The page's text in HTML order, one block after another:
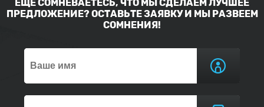
ЕЩЁ СОМНЕВАЕТЕСЬ, ЧТО МЫ СДЕЛАЕМ ЛУЧШЕЕ
ПРЕДЛОЖЕНИЕ? ОСТАВЬТЕ ЗАЯВКУ И МЫ РАЗВЕЕМ
СОМНЕНИЯ!